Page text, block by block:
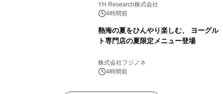
YH Research株式会社
4時間前
熱海の夏をひんやり楽しむ、 ヨーグル
ト専門店の夏限定メニュー登場
株式会社フジノネ
4時間前